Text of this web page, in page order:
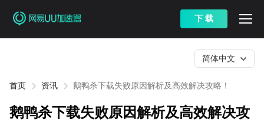
下 载
首页 资讯 鹅鸭杀下载失败原因解析及高效解决攻略！
简体中文
鹅鸭杀下载失败原因解析及高效解决攻